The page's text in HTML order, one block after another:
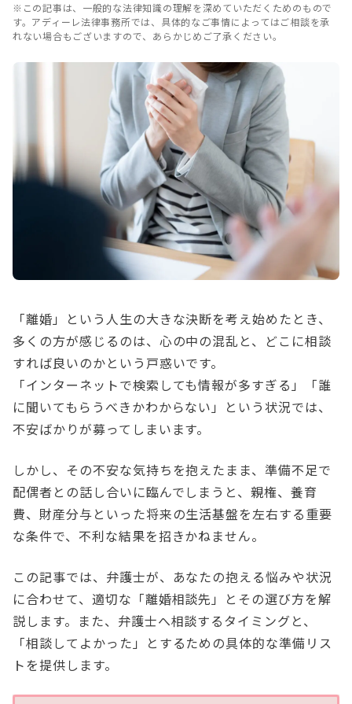
※この記事は、一般的な法律知識の理解を深めていただくためのもので
す。アディーレ法律事務所では、具体的なご事情によってはご相談を承
れない場合もございますので、あらかじめご了承ください。
「離婚」という人生の大きな決断を考え始めたとき、
多くの方が感じるのは、心の中の混乱と、どこに相談
すれば良いのかという戸惑いです。
「インターネットで検索しても情報が多すぎる」「誰
に聞いてもらうべきかわからない」という状況では、
不安ばかりが募ってしまいます。
しかし、その不安な気持ちを抱えたまま、準備不足で
配偶者との話し合いに臨んでしまうと、親権、養育
費、財産分与といった将来の生活基盤を左右する重要
な条件で、不利な結果を招きかねません。
この記事では、弁護士が、あなたの抱える悩みや状況
に合わせて、適切な「離婚相談先」とその選び方を解
説します。また、弁護士へ相談するタイミングと、
「相談してよかった」とするための具体的な準備リス
トを提供します。